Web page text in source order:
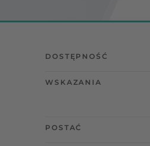
DOSTĘPNOŚĆ
WSKAZANIA
POSTAĆ